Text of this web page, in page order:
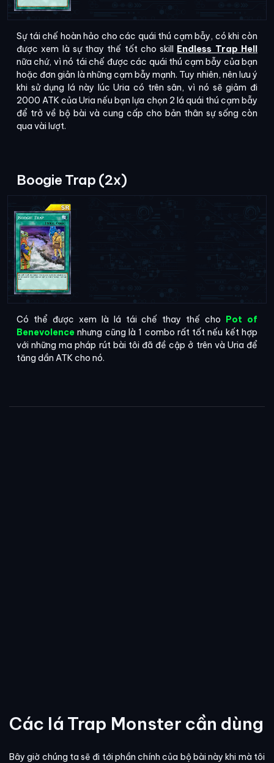
Sự tái chế hoàn hảo cho các quái thú cạm bẫy, có khi còn
được xem là sự thay thế tốt cho skill
Endless Trap Hell
nữa chứ, vì nó tái chế được các quái thú cạm bẫy của bạn
hoặc đơn giản là những cạm bẫy mạnh. Tuy nhiên, nên lưu ý
khi sử dụng lá này lúc Uria có trên sân, vì nó sẽ giảm đi
2000 ATK của Uria nếu bạn lựa chọn 2 lá quái thú cạm bẫy
để trở về bộ bài và cung cấp cho bản thân sự sống còn
qua vài lượt.
Boogie Trap (2x)
Có thể được xem là lá tái chế thay thế cho Pot of
Benevolence nhưng cũng là 1 combo rất tốt nếu kết hợp
với những ma pháp rút bài tôi đã đề cập ở trên và Uria để
tăng dần ATK cho nó.
Các lá Trap Monster cần dùng
Bây giờ chúng ta sẽ đi tới phần chính của bộ bài này khi mà tôi